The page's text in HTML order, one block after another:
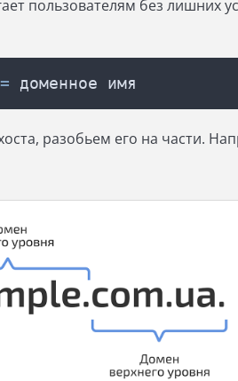
пользователям без лишних
= доменное имя
разобьем его на части.